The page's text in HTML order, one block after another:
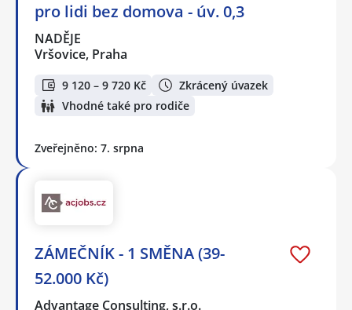
pro lidi bez domova - úv. 0,3
NADĚJE
Vršovice, Praha
9 120 – 9 720 Kč
Zkrácený úvazek
Vhodné také pro rodiče
Zveřejněno: 7. srpna
ZÁMEČNÍK - 1 SMĚNA (39-
52.000 Kč)
Advantage Consulting, s.r.o.